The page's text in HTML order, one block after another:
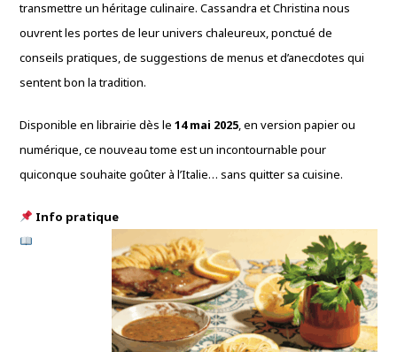
transmettre un héritage culinaire. Cassandra et Christina nous
ouvrent les portes de leur univers chaleureux, ponctué de
conseils pratiques, de suggestions de menus et d’anecdotes qui
sentent bon la tradition.
Disponible en librairie dès le14 mai 2025, en version papier ou
numérique, ce nouveau tome est un incontournable pour
quiconque souhaite goûter à l’Italie… sans quitter sa cuisine.
Info pratique